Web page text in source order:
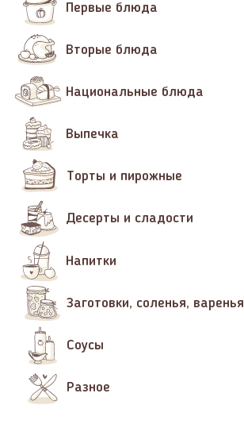
Первые блюда
Вторые блюда
Национальные блюда
Выпечка
Торты и пирожные
Десерты и сладости
Напитки
Заготовки, соленья, варенья
Соусы
Разное